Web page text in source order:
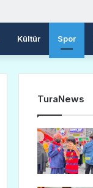
Kültür Spor
TuraNews